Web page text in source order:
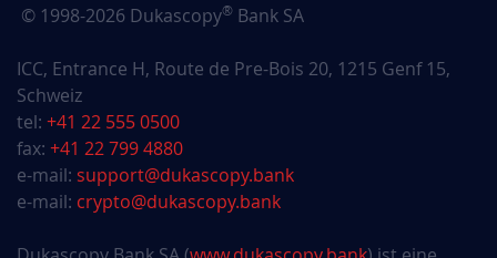
© 1998-2026 Dukascopy® Bank SA
ICC, Entrance H, Route de Pre-Bois 20, 1215 Genf 15,
Schweiz
tel: +41 22 555 0500
fax: +41 22 799 4880
e-mail: support@dukascopy.bank
e-mail: crypto@dukascopy.bank